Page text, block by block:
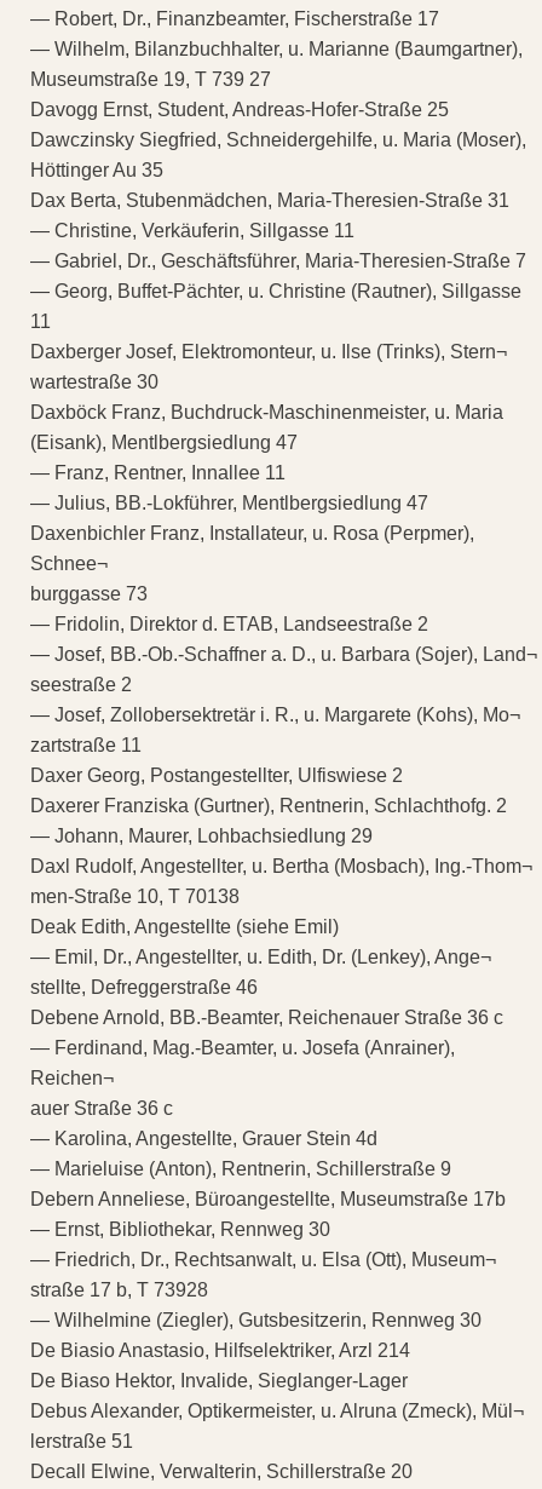
— Robert, Dr., Finanzbeamter, Fischerstraße 17
— Wilhelm, Bilanzbuchhalter, u. Marianne (Baumgartner),
Museumstraße 19, T 739 27
Davogg Ernst, Student, Andreas-Hofer-Straße 25
Dawczinsky Siegfried, Schneidergehilfe, u. Maria (Moser),
Höttinger Au 35
Dax Berta, Stubenmädchen, Maria-Theresien-Straße 31
— Christine, Verkäuferin, Sillgasse 11
— Gabriel, Dr., Geschäftsführer, Maria-Theresien-Straße 7
— Georg, Buffet-Pächter, u. Christine (Rautner), Sillgasse
11
Daxberger Josef, Elektromonteur, u. Ilse (Trinks), Stern¬
wartestraße 30
Daxböck Franz, Buchdruck-Maschinenmeister, u. Maria
(Eisank), Mentlbergsiedlung 47
— Franz, Rentner, Innallee 11
— Julius, BB.-Lokführer, Mentlbergsiedlung 47
Daxenbichler Franz, Installateur, u. Rosa (Perpmer),
Schnee¬
burggasse 73
— Fridolin, Direktor d. ETAB, Landseestraße 2
— Josef, BB.-Ob.-Schaffner a. D., u. Barbara (Sojer), Land¬
seestraße 2
— Josef, Zollobersektretär i. R., u. Margarete (Kohs), Mo¬
zartstraße 11
Daxer Georg, Postangestellter, Ulfiswiese 2
Daxerer Franziska (Gurtner), Rentnerin, Schlachthofg. 2
— Johann, Maurer, Lohbachsiedlung 29
Daxl Rudolf, Angestellter, u. Bertha (Mosbach), Ing.-Thom¬
men-Straße 10, T 70138
Deak Edith, Angestellte (siehe Emil)
— Emil, Dr., Angestellter, u. Edith, Dr. (Lenkey), Ange¬
stellte, Defreggerstraße 46
Debene Arnold, BB.-Beamter, Reichenauer Straße 36 c
— Ferdinand, Mag.-Beamter, u. Josefa (Anrainer),
Reichen¬
auer Straße 36 c
— Karolina, Angestellte, Grauer Stein 4d
— Marieluise (Anton), Rentnerin, Schillerstraße 9
Debern Anneliese, Büroangestellte, Museumstraße 17b
— Ernst, Bibliothekar, Rennweg 30
— Friedrich, Dr., Rechtsanwalt, u. Elsa (Ott), Museum¬
straße 17 b, T 73928
— Wilhelmine (Ziegler), Gutsbesitzerin, Rennweg 30
De Biasio Anastasio, Hilfselektriker, Arzl 214
De Biaso Hektor, Invalide, Sieglanger-Lager
Debus Alexander, Optikermeister, u. Alruna (Zmeck), Mül¬
lerstraße 51
Decall Elwine, Verwalterin, Schillerstraße 20